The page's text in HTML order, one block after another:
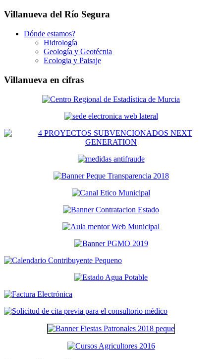
Villanueva del Río Segura
Dónde estamos?
Hidrología
Geología y Geotécnia
Ecologia y Paisaje
Villanueva en cifras